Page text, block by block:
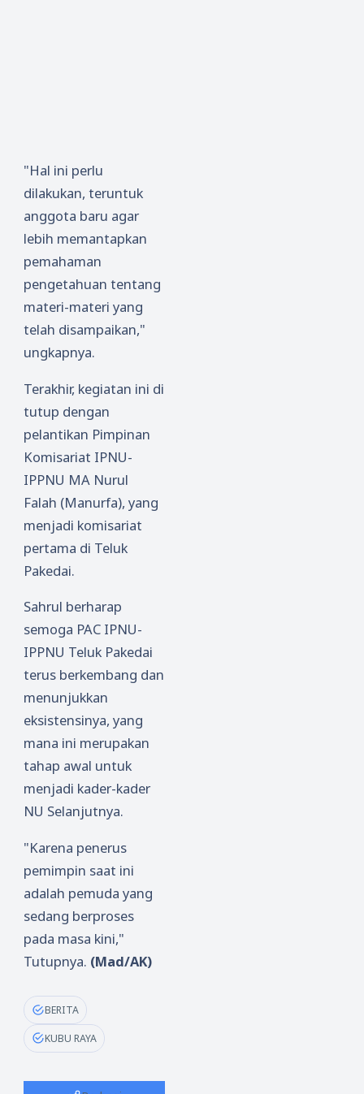
"Hal ini perlu
dilakukan, teruntuk
anggota baru agar
lebih memantapkan
pemahaman
pengetahuan tentang
materi-materi yang
telah disampaikan,"
ungkapnya.
Terakhir, kegiatan ini di
tutup dengan
pelantikan Pimpinan
Komisariat IPNU-
IPPNU MA Nurul
Falah (Manurfa), yang
menjadi komisariat
pertama di Teluk
Pakedai.
Sahrul berharap
semoga PAC IPNU-
IPPNU Teluk Pakedai
terus berkembang dan
menunjukkan
eksistensinya, yang
mana ini merupakan
tahap awal untuk
menjadi kader-kader
NU Selanjutnya.
"Karena penerus
pemimpin saat ini
adalah pemuda yang
sedang berproses
pada masa kini,"
Tutupnya. (Mad/AK)
BERITA
KUBU RAYA